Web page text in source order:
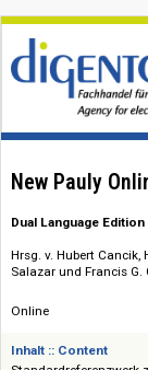
New Pauly
Dual Language
Hrsg. v. Hubert
Online